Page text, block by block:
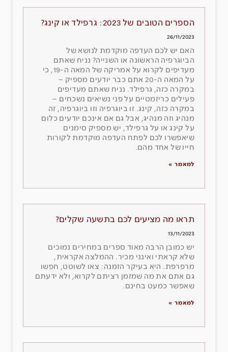
הספרים הטובים של 2023: גרפילד או קינג?
26/11/2023
האם יש לכם העדפה מוקדמת לנושא של
הביוגרפיה הראשונה או השנייה? נניח שאתם
מעדיפים לקרוא על אמריקה של המאה ה-19, כי
על המאה ה-20 אתם כבר יודעים מספיק –
במקרה כזה, גרפילד. נניח שאתם מעדיפים
פעילים כריזמטיים על פני נשיאים נשכחים –
במקרה כזה, קינג. זו ביוגרפיה וזו ביוגרפיה, זה
מנהיג וזה מנהיג, אבל גם אם אינכם יודעים כלום
על קינג או על גרפילד, יש מספיק סימנים
שיאפשרו לכם לפתח העדפה מוקדמת לקורות
חייו של אחד מהם.
למאמר »
תראו מה מציעים לכם בתשעה שקלים?
13/11/2023
יש כמובן הרבה מאוד ספרים במחירים נמוכים
שלא קראתי ואינני מכיר. ההמלצה אקראית,
מרפרפת. היא בעיקר הזמנה: צאו לשוטט, חפשו
גם אתם את מה שמזמן רציתם לקרוא, ולא ידעתם
שאפשר כמעט בחינם.
למאמר »